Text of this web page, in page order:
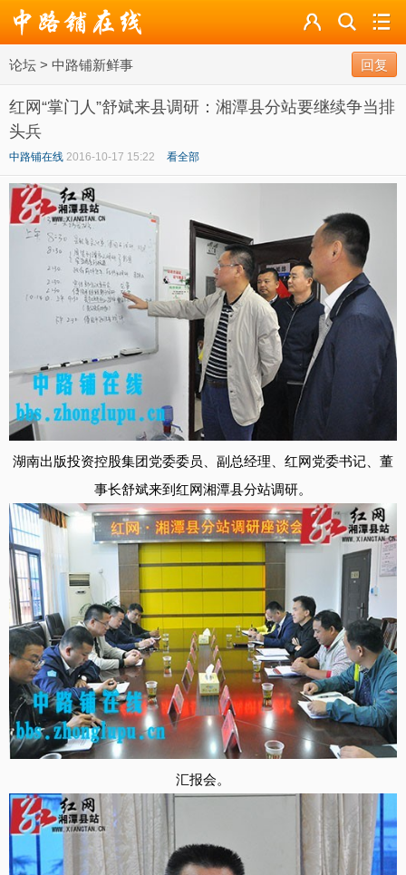
论坛 > 中路铺新鲜事 回复
红网“掌门人”舒斌来县调研：湘潭县分站要继续争当排
头兵
中路铺在线 2016-10-17 15:22 看全部
湖南出版投资控股集团党委委员、副总经理、红网党委书记、董
事长舒斌来到红网湘潭县分站调研。
汇报会。
标签